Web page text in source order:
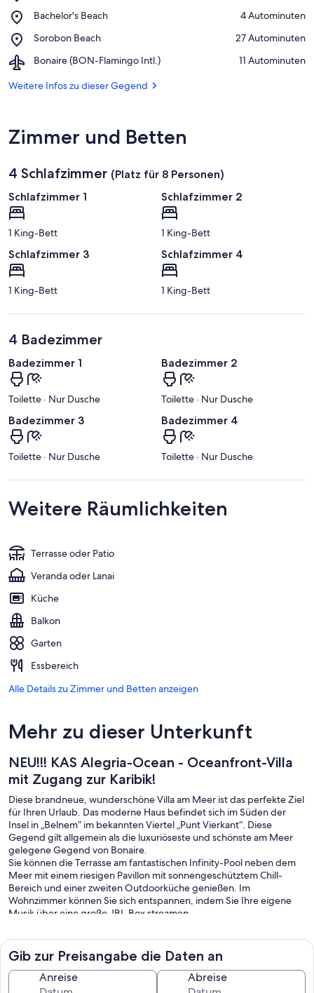
in
Nähe
von
Punt
Vierkant
Bachelor's Beach
Place,
Beach
‪4 Autominuten‬
Sorobon Beach
Place,
Beach
‪27 Autominuten‬
Bonaire (BON-Flamingo Intl.)
Airport,
(BON-
‪11 Autominuten‬
Weitere Infos zu dieser Gegend
Zimmer und Betten
4 Schlafzimmer (Platz für 8 Personen)
Schlafzimmer 1
1 King-Bett
Schlafzimmer 2
1 King-Bett
Schlafzimmer 3
1 King-Bett
Schlafzimmer 4
1 King-Bett
4 Badezimmer
Badezimmer 1
Toilette · Nur Dusche
Badezimmer 2
Toilette · Nur Dusche
Badezimmer 3
Toilette · Nur Dusche
Badezimmer 4
Toilette · Nur Dusche
Weitere Räumlichkeiten
Terrasse oder Patio
Veranda oder Lanai
Küche
Balkon
Garten
Essbereich
Alle Details zu Zimmer und Betten anzeigen
Mehr zu dieser Unterkunft
NEU!!! KAS Alegria-Ocean - Oceanfront-Villa
mit Zugang zur Karibik!
Diese brandneue, wunderschöne Villa am Meer ist das perfekte Ziel
für Ihren Urlaub. Das moderne Haus befindet sich im Süden der
Insel in „Belnem“ im bekannten Viertel „Punt Vierkant“. Diese
Gegend gilt allgemein als die luxuriöseste und schönste am Meer
gelegene Gegend von Bonaire.
Sie können die Terrasse am fantastischen Infinity-Pool neben dem
Meer mit einem riesigen Pavillon mit sonnengeschütztem Chill-
Bereich und einer zweiten Outdoorküche genießen. Im
Wohnzimmer können Sie sich entspannen, indem Sie Ihre eigene
Musik über eine große JBL-Box streamen.
strahlende Meer, Klein Bonaire, die Bucht von Kralendijk und die
Salzhügel. Essen Sie zu Abend und trinken Sie ein Glas Wein,
während Sie den Sonnenuntergang beobachten. Die Chancen
stehen gut, dass Sie sogar eine Gruppe Delfine vorbeischwimmen
sehen. Nutzen Sie den direkten Zugang zum karibischen Meer, um
Gib zur Preisangabe die Daten an
Anreise Abreise